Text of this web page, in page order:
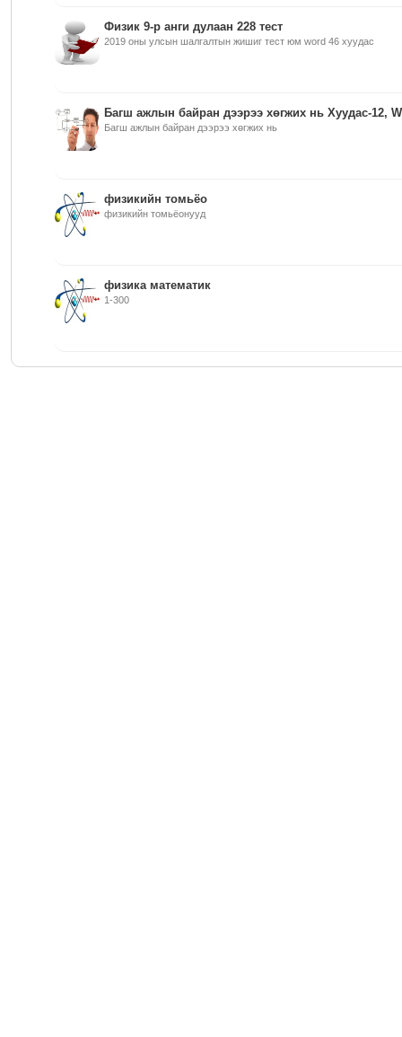
Физик 9-р анги дулаан 228 тест
2019 оны улсын шалгалтын жишиг тест юм word 46 хуудас
Багш ажлын байран дээрээ хөгжих нь Хуудас-12,
Багш ажлын байран дээрээ хөгжих нь
физикийн томьёо
физикийн томьёонууд
физика математик
1-300